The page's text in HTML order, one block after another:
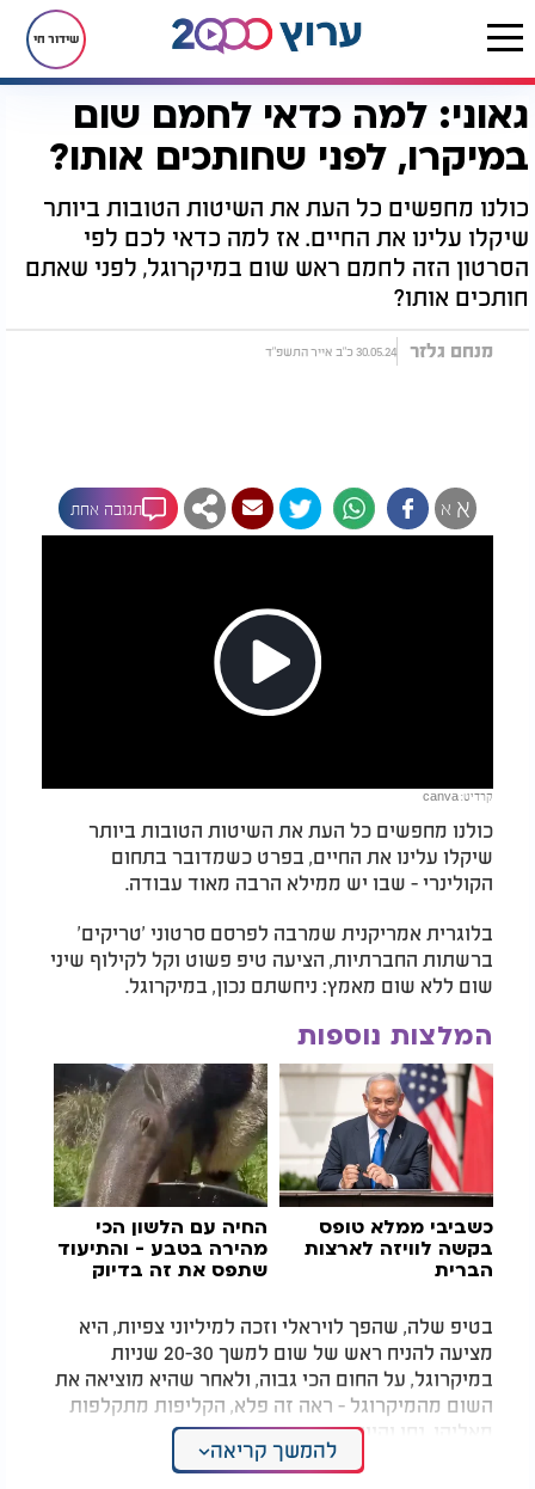
שידור חי
דף הבית רץ בוואטסאפ גאוני: למה כדאי לחמם שום במיקרו, לפני שחותכים אותו?
גאוני: למה כדאי לחמם שום
במיקרו, לפני שחותכים אותו?
כולנו מחפשים כל העת את השיטות הטובות ביותר
שיקלו עלינו את החיים. אז למה כדאי לכם לפי
הסרטון הזה לחמם ראש שום במיקרוגל, לפני שאתם
חותכים אותו?
מנחם גלזר 30.05.24 כ"ב אייר התשפ"ד
א א תגובה אחת
Play
Video
קרדיט: canva
כולנו מחפשים כל העת את השיטות הטובות ביותר
שיקלו עלינו את החיים, בפרט כשמדובר בתחום
הקולינרי - שבו יש ממילא הרבה מאוד עבודה.
בלוגרית אמריקנית שמרבה לפרסם סרטוני 'טריקים'
ברשתות החברתיות, הציעה טיפ פשוט וקל לקילוף שיני
שום ללא שום מאמץ: ניחשתם נכון, במיקרוגל.
המלצות נוספות
כשביבי ממלא טופס
בקשה לוויזה לארצות
הברית
החיה עם הלשון הכי
מהירה בטבע - והתיעוד
שתפס את זה בדיוק
בטיפ שלה, שהפך לויראלי וזכה למיליוני צפיות, היא
מציעה להניח ראש של שום למשך 20-30 שניות
במיקרוגל, על החום הכי גבוה, ולאחר שהיא מוציאה את
השום מהמיקרוגל - ראה זה פלא, הקליפות מתקלפות
מאליהן. נסו והיווכחו.
להמשך קריאה